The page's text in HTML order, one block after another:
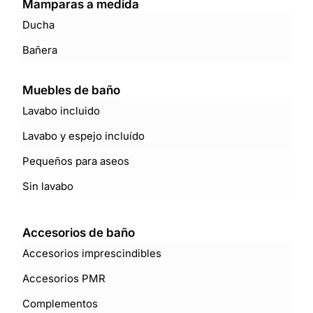
Mamparas a medida
Ducha
Bañera
Muebles de baño
Lavabo incluido
Lavabo y espejo incluído
Pequeños para aseos
Sin lavabo
Accesorios de baño
Accesorios imprescindibles
Accesorios PMR
Complementos